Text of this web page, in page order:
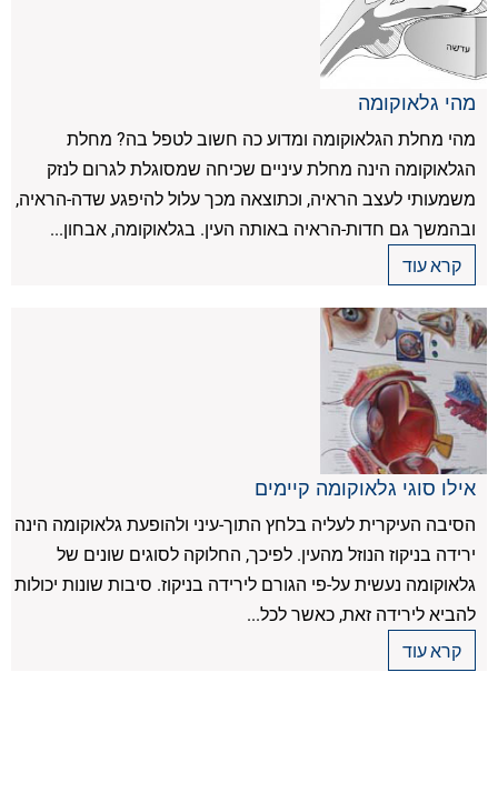
מהי גלאוקומה
מהי מחלת הגלאוקומה ומדוע כה חשוב לטפל בה? מחלת
הגלאוקומה הינה מחלת עיניים שכיחה שמסוגלת לגרום לנזק
משמעותי לעצב הראיה, וכתוצאה מכך עלול להיפגע שדה-הראיה,
ובהמשך גם חדות-הראיה באותה העין. בגלאוקומה, אבחון...
קרא עוד
אילו סוגי גלאוקומה קיימים
הסיבה העיקרית לעליה בלחץ התוך-עיני ולהופעת גלאוקומה הינה
ירידה בניקוז הנוזל מהעין. לפיכך, החלוקה לסוגים שונים של
גלאוקומה נעשית על-פי הגורם לירידה בניקוז. סיבות שונות יכולות
להביא לירידה זאת, כאשר לכל...
קרא עוד